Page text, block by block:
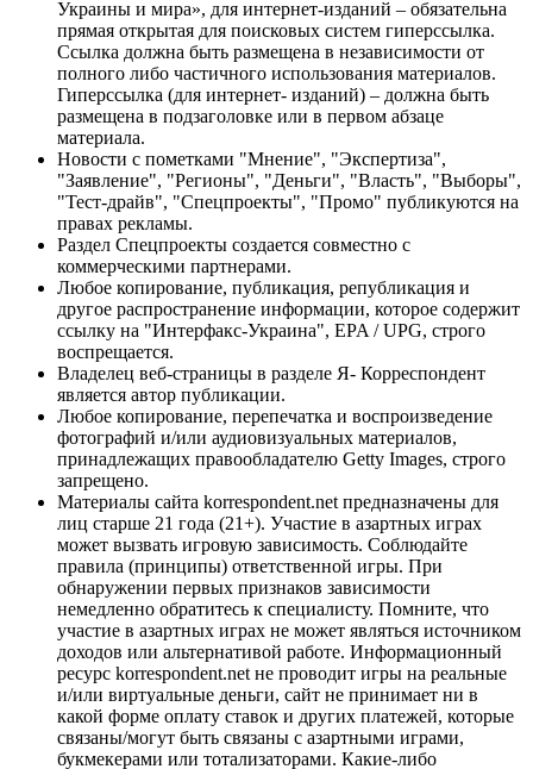
Украины и мира», для интернет-изданий – обязательна
прямая открытая для поисковых систем гиперссылка.
Ссылка должна быть размещена в независимости от
полного либо частичного использования материалов.
Гиперссылка (для интернет- изданий) – должна быть
размещена в подзаголовке или в первом абзаце
материала.
Новости с пометками "Мнение", "Экспертиза",
"Заявление", "Регионы", "Деньги", "Власть", "Выборы",
"Тест-драйв", "Спецпроекты", "Промо" публикуются на
правах рекламы.
Раздел Спецпроекты создается совместно с
коммерческими партнерами.
Любое копирование, публикация, републикация и
другое распространение информации, которое содержит
ссылку на "Интерфакс-Украина", EPA / UPG, строго
воспрещается.
Владелец веб-страницы в разделе Я- Корреспондент
является автор публикации.
Любое копирование, перепечатка и воспроизведение
фотографий и/или аудиовизуальных материалов,
принадлежащих правообладателю Getty Images, строго
запрещено.
Материалы сайта korrespondent.net предназначены для
лиц старше 21 года (21+). Участие в азартных играх
может вызвать игровую зависимость. Соблюдайте
правила (принципы) ответственной игры. При
обнаружении первых признаков зависимости
немедленно обратитесь к специалисту. Помните, что
участие в азартных играх не может являться источником
доходов или альтернативой работе. Информационный
ресурс korrespondent.net не проводит игры на реальные
и/или виртуальные деньги, сайт не принимает ни в
какой форме оплату ставок и других платежей, которые
связаны/могут быть связаны с азартными играми,
букмекерами или тотализаторами. Какие-либо